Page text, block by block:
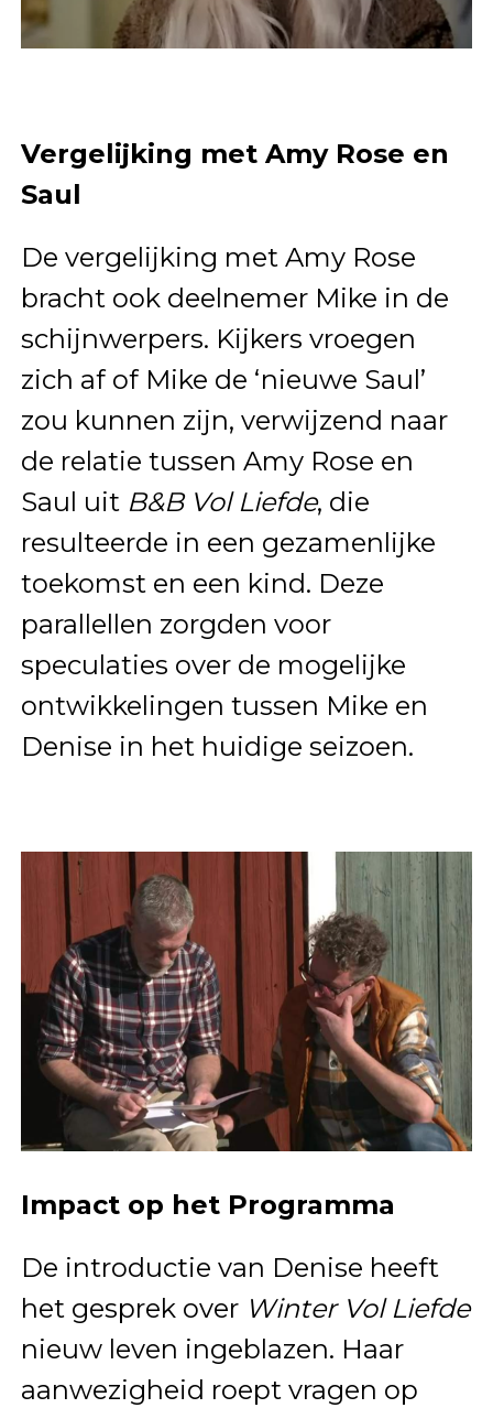
Vergelijking met Amy Rose en
Saul
De vergelijking met Amy Rose
bracht ook deelnemer Mike in de
schijnwerpers. Kijkers vroegen
zich af of Mike de ‘nieuwe Saul’
zou kunnen zijn, verwijzend naar
de relatie tussen Amy Rose en
Saul uit B&B Vol Liefde, die
resulteerde in een gezamenlijke
toekomst en een kind. Deze
parallellen zorgden voor
speculaties over de mogelijke
ontwikkelingen tussen Mike en
Denise in het huidige seizoen.
Impact op het Programma
De introductie van Denise heeft
het gesprek over Winter Vol Liefde
nieuw leven ingeblazen. Haar
aanwezigheid roept vragen op